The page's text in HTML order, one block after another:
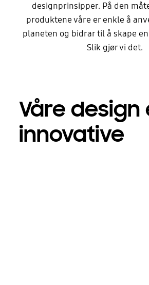
designprinsipper. På den
produktene våre er enkle å
planeten og bidrar til å skape
Slik gjør vi det.
Våre design
innovative